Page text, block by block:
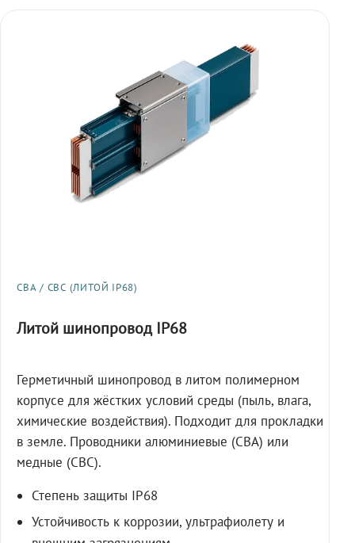
СВА / СВС (ЛИТОЙ IP68)
Литой шинопровод IP68
Герметичный шинопровод в литом полимерном
корпусе для жёстких условий среды (пыль, влага,
химические воздействия). Подходит для прокладки
в земле. Проводники алюминиевые (СВА) или
медные (СВС).
Степень защиты IP68
Устойчивость к коррозии, ультрафиолету и